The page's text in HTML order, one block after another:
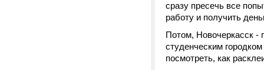
сразу пресечь все
работу и получить
Потом, Новочеркасск -
студенческим
посмотреть, как